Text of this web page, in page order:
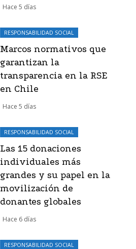
Hace 5 días
RESPONSABILIDAD SOCIAL
Marcos normativos que
garantizan la
transparencia en la RSE
en Chile
Hace 5 días
RESPONSABILIDAD SOCIAL
Las 15 donaciones
individuales más
grandes y su papel en la
movilización de
donantes globales
Hace 6 días
RESPONSABILIDAD SOCIAL